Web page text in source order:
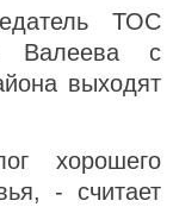
ТОС
Валеева с
выходят
хорошего
- считает